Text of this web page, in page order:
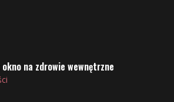
na zdrowie wewnętrzne